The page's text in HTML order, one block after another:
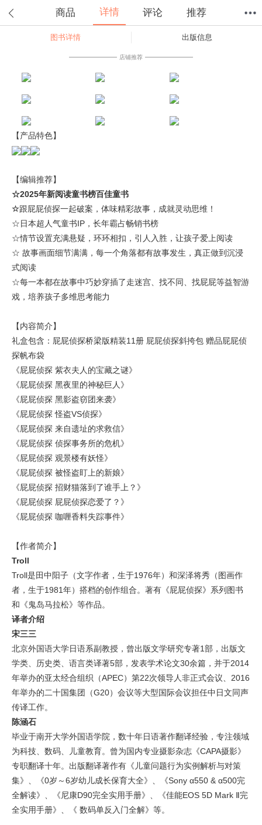
商品 详情 评论 推荐
图书详情 出版信息
店铺推荐
【产品特色】
【编辑推荐】
☆2025年新阅读童书榜百佳童书
☆跟屁屁侦探一起破案，体味精彩故事，成就灵动思维！
☆日本超人气童书IP，长年霸占畅销书榜
☆情节设置充满悬疑，环环相扣，引人入胜，让孩子爱上阅读
☆ 故事画面细节满满，每一个角落都有故事发生，真正做到沉浸
式阅读
☆每一本都在故事中巧妙穿插了走迷宫、找不同、找屁屁等益智游
戏，培养孩子多维思考能力
【内容简介】
礼盒包含：屁屁侦探桥梁版精装11册 屁屁侦探斜挎包 赠品屁屁侦
探帆布袋
《屁屁侦探 紫衣夫人的宝藏之谜》
《屁屁侦探 黑夜里的神秘巨人》
《屁屁侦探 黑影盗窃团来袭》
《屁屁侦探 怪盗VS侦探》
《屁屁侦探 来自遗址的求救信》
《屁屁侦探 侦探事务所的危机》
《屁屁侦探 观景楼有妖怪》
《屁屁侦探 被怪盗盯上的新娘》
《屁屁侦探 招财猫落到了谁手上？》
《屁屁侦探 屁屁侦探恋爱了？》
《屁屁侦探 咖喱香料失踪事件》
【作者简介】
Troll
Troll是田中阳子（文字作者，生于1976年）和深泽将秀（图画作
者，生于1981年）搭档的创作组合。著有《屁屁侦探》系列图书
和《鬼岛马拉松》等作品。
译者介绍
宋三三
北京外国语大学日语系副教授，曾出版文学研究专著1部，出版文
学类、历史类、语言类译著5部，发表学术论文30余篇，并于2014
年举办的亚太经合组织（APEC）第22次领导人非正式会议、2016
年举办的二十国集团（G20）会议等大型国际会议担任中日文同声
传译工作。
陈涵石
毕业于南开大学外国语学院，数十年日语著作翻译经验，专注领域
为科技、数码、儿童教育。曾为国内专业摄影杂志《CAPA摄影》
专职翻译十年。出版翻译著作有《儿童问题行为实例解析与对策
集》、《0岁～6岁幼儿成长保育大全》、《Sony α550 & α500完
全解读》、《尼康D90完全实用手册》、《佳能EOS 5D Mark Ⅱ完
全实用手册》、《 数码单反入门全解》等。